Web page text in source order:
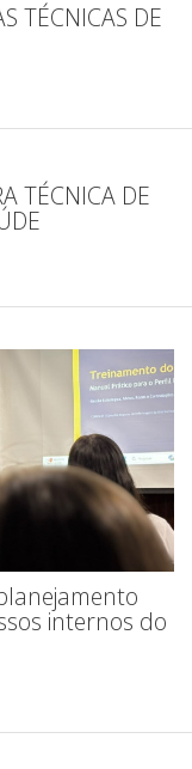
TÉCNICAS DE
TÉCNICA DE
internos do